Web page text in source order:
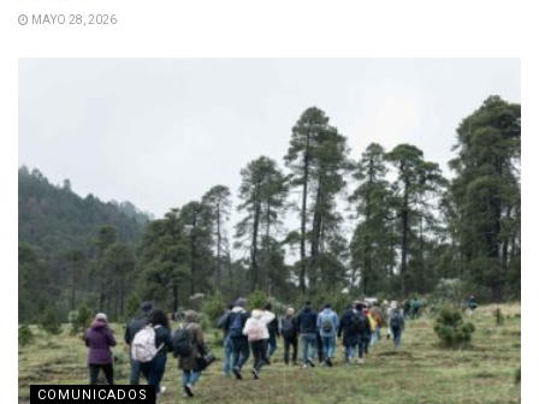
MAYO 28, 2026
COMUNICADOS